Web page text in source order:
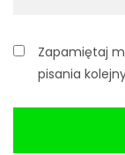
Zapamiętaj
pisania